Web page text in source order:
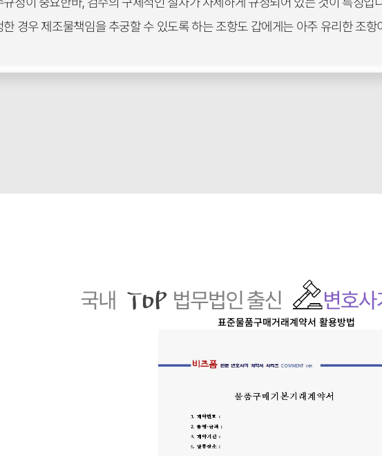
한 경우 제조물책임을 추궁할 수 있도록 하는 조항도 갑에게는 아주 유리한 조
표준물품구매거래계약서 활용방법